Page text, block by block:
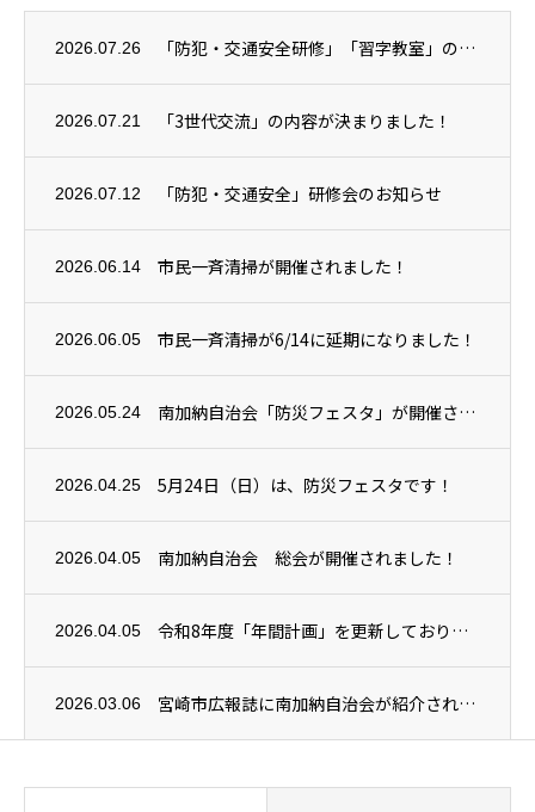
2026.07.26 「防犯・交通安全研修」「習字教室」の２つが開催されました！
2026.07.21 「3世代交流」の内容が決まりました！
2026.07.12 「防犯・交通安全」研修会のお知らせ
2026.06.14 市民一斉清掃が開催されました！
2026.06.05 市民一斉清掃が6/14に延期になりました！
2026.05.24 南加納自治会「防災フェスタ」が開催されました！
2026.04.25 5月24日（日）は、防災フェスタです！
2026.04.05 南加納自治会 総会が開催されました！
2026.04.05 令和8年度「年間計画」を更新しております
2026.03.06 宮崎市広報誌に南加納自治会が紹介されました